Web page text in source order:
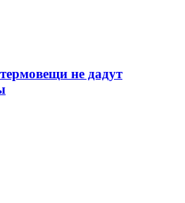
не дадут